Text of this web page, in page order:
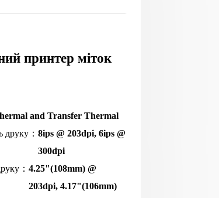
принтер міток
and Transfer Thermal
друку： 8ips @ 203dpi, 6ips @
300dpi
： 4.25"(108mm) @
203dpi, 4.17"(106mm)